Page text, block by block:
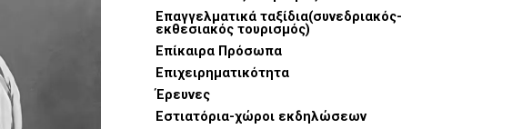
Επαγγελματικά ταξίδια(συνεδριακός-
εκθεσιακός τουρισμός)
Επίκαιρα Πρόσωπα
Επιχειρηματικότητα
Έρευνες
Εστιατόρια-χώροι εκδηλώσεων